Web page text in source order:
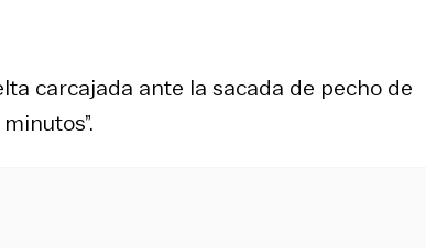
carcajada ante la sacada de pecho de